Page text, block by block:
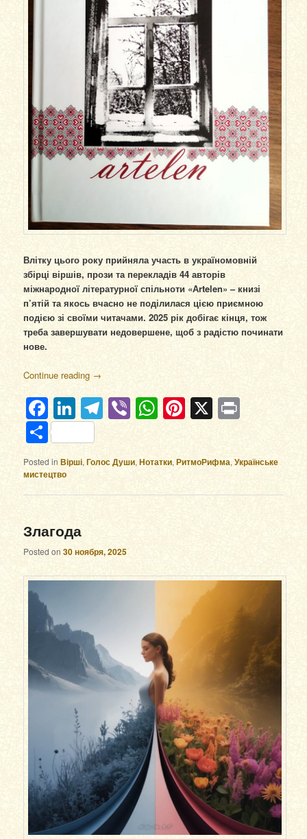
Влітку цього року прийняла участь в україномовній
збірці віршів, прози та перекладів 44 авторів
міжнародної літературної спільноти «Аrtelen» – книзі
п’ятій та якось вчасно не поділилася цією приємною
подією зі своїми читачами. 2025 рік добігає кінця, тож
треба завершувати недовершене, щоб з радістю починати
нове.
Continue reading →
Facebook
LinkedIn
Telegram
ViberWhatsApp
Pinterest
X
Отправить
Posted in Вірші,Голос Души,Нотатки,РитмоРифма,Українське
мистецтво
Злагода
Posted on30 ноября, 2025